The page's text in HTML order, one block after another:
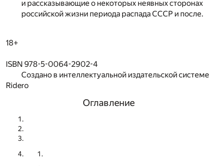
и рассказывающие о некоторых неявных сторонах
российской жизни периода распада СССР и после.
18+
ISBN 978-5-0064-2902-4
Создано в интеллектуальной издательской системе
Ridero
Оглавление